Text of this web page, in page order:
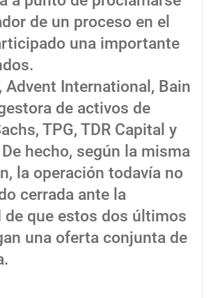
de un proceso en el
una importante
Advent International, Bain
de activos de
TPG, TDR Capital y
hecho, según la misma
la operación todavía no
cerrada ante la
de que estos dos últimos
una oferta conjunta de